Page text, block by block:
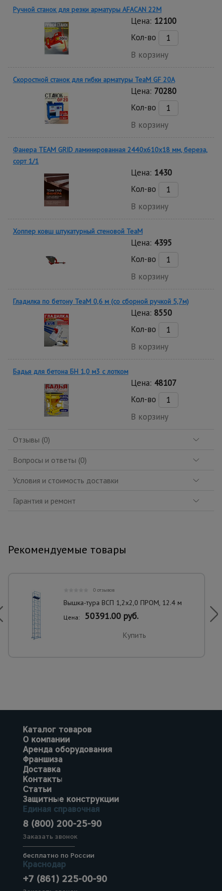
Ручной станок для резки арматуры AFACAN 22M
Цена: 12100
Кол-во
В корзину
Скоростной станок для гибки арматуры ТеаМ GF 20A
Цена: 70280
Кол-во
В корзину
Фанера TEAM GRID ламинированная 2440х610х18 мм, береза,
сорт 1/1
Цена: 1430
Кол-во
В корзину
Хоппер ковш штукатурный стеновой TeaM
Цена: 4395
Кол-во
В корзину
Гладилка по бетону TeaM 0,6 м (со сборной ручкой 5,7м)
Цена: 8550
Кол-во
В корзину
Бадья для бетона БН 1,0 м3 c лотком
Цена: 48107
Кол-во
В корзину
Отзывы (0)
Вопросы и ответы (0)
Условия и стоимость доставки
Гарантия и ремонт
Рекомендуемые товары
0 отзывов
Вышка-тура ВСП 1,2x2,0 ПРОМ, 12.4 м
Цена: 50391.00 руб.
Купить
Каталог товаров
О компании
Аренда оборудования
Франшиза
Доставка
Контакты
Статьи
Защитные конструкции
Единая справочная
8 (800) 200-25-90
Заказать звонок
бесплатно по России
Краснодар
+7 (861) 225-00-90